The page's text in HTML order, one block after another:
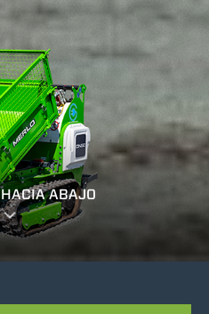
ABAJO